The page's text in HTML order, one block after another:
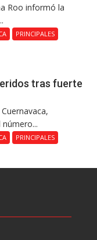
Roo informó la
PRINCIPALES
tras fuerte
PRINCIPALES